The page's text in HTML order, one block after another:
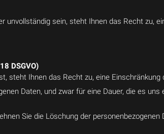
unvollständig sein, steht Ihnen das Recht zu,
DSGVO)
steht Ihnen das Recht zu, eine
Daten, und zwar für eine Dauer, die es
Sie die Löschung der